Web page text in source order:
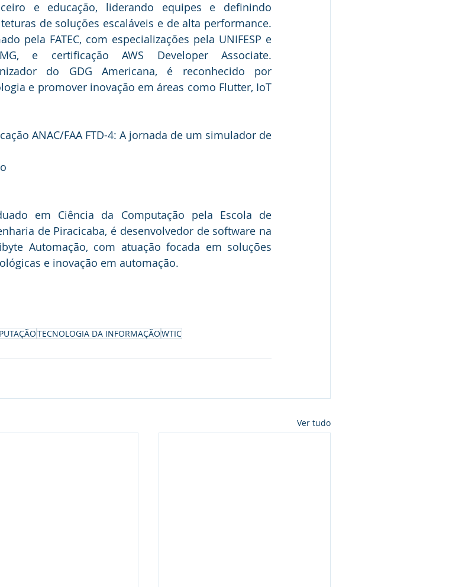
e educação, liderando equipes e definindo
de soluções escaláveis e de alta performance.
pela FATEC, com especializações pela UNIFESP e
MG, e certificação AWS Developer Associate.
do GDG Americana, é reconhecido por
e promover inovação em áreas como Flutter, IoT
ANAC/FAA FTD-4: A jornada de um simulador de
em Ciência da Computação pela Escola de
de Piracicaba, é desenvolvedor de software na
Automação, com atuação focada em soluções
e inovação em automação.
TECNOLOGIA DA INFORMAÇÃOWTIC
Ver tudo